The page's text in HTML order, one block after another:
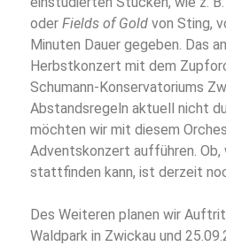
oder Fields of Gold von Sting,
Minuten Dauer gegeben. Das
Herbstkonzert mit dem
Schumann-Konservatoriums
Abstandsregeln aktuell nicht
möchten wir mit diesem
Adventskonzert aufführen. Ob,
stattfinden kann, ist derzeit
Des Weiteren planen wir
Waldpark in Zwickau und